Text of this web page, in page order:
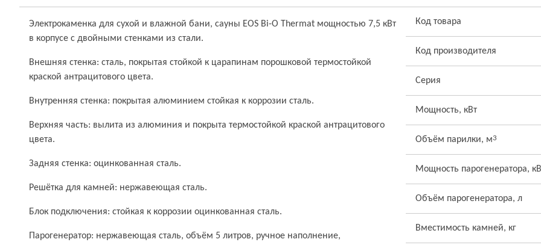
Электрокаменка для сухой и влажной бани, сауны EOS Bi-O Thermat мощностью 7,5 кВт
в корпусе с двойными стенками из стали.
Внешняя стенка: сталь, покрытая стойкой к царапинам порошковой термостойкой
краской антрацитового цвета.
Внутренняя стенка: покрытая алюминием стойкая к коррозии сталь.
Верхняя часть: вылита из алюминия и покрыта термостойкой краской антрацитового
цвета.
Задняя стенка: оцинкованная сталь.
Решётка для камней: нержавеющая сталь.
Блок подключения: стойкая к коррозии оцинкованная сталь.
Парогенератор: нержавеющая сталь, объём 5 литров, ручное наполнение,
Код товара
Код производителя
Серия
Мощность, кВт
Объём парилки, м3
Мощность парогенератора,
Объём парогенератора, л
Вместимость камней, кг